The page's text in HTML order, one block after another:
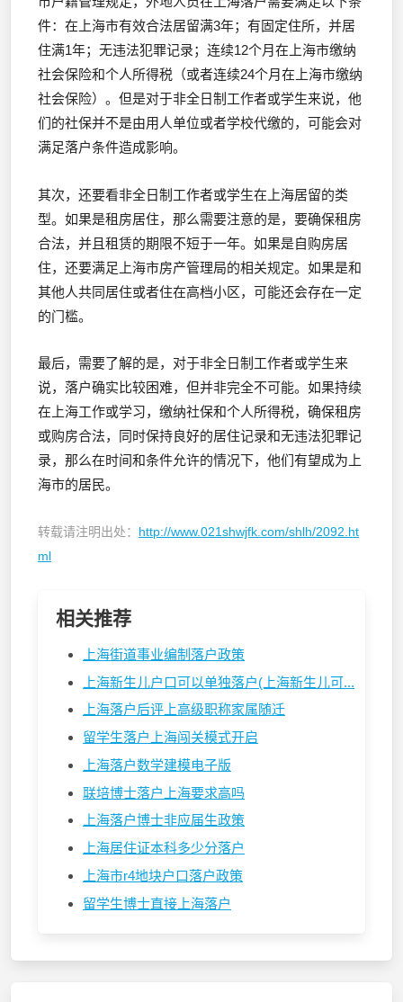
件：在上海市有效合法居留满3年；有固定住所，并居
住满1年；无违法犯罪记录；连续12个月在上海市缴纳
社会保险和个人所得税（或者连续24个月在上海市缴纳
社会保险）。但是对于非全日制工作者或学生来说，他
们的社保并不是由用人单位或者学校代缴的，可能会对
满足落户条件造成影响。
其次，还要看非全日制工作者或学生在上海居留的类
型。如果是租房居住，那么需要注意的是，要确保租房
合法，并且租赁的期限不短于一年。如果是自购房居
住，还要满足上海市房产管理局的相关规定。如果是和
其他人共同居住或者住在高档小区，可能还会存在一定
的门槛。
最后，需要了解的是，对于非全日制工作者或学生来
说，落户确实比较困难，但并非完全不可能。如果持续
在上海工作或学习，缴纳社保和个人所得税，确保租房
或购房合法，同时保持良好的居住记录和无违法犯罪记
录，那么在时间和条件允许的情况下，他们有望成为上
海市的居民。
转载请注明出处： http://www.021shwjfk.com/shlh/2092.ht
ml
相关推荐
上海街道事业编制落户政策
上海新生儿户口可以单独落户(上海新生儿可...
上海落户后评上高级职称家属随迁
留学生落户上海闯关模式开启
上海落户数学建模电子版
联培博士落户上海要求高吗
上海落户博士非应届生政策
上海居住证本科多少分落户
上海市r4地块户口落户政策
留学生博士直接上海落户